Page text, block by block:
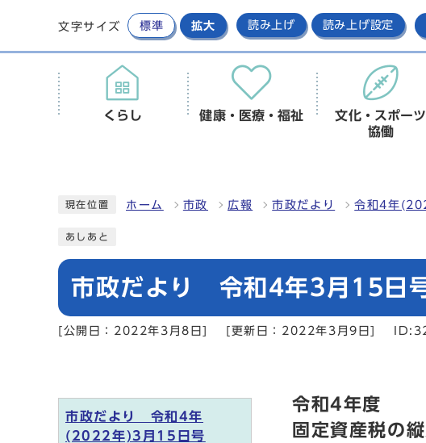
文字サイズ 標準 拡大 読み上げ 読み上げ設定
くらし 健康・医療・福祉
文化・スポーツ
協働
現在位置 ホーム 市政 広報 市政だより 令和4年
あしあと
市政だより 令和4年3月15日
[公開日：2022年3月8日] [更新日：2022年3月9日]
令和4年度
固定資産税の
市政だより 令和4年
(2022年)3月15日号